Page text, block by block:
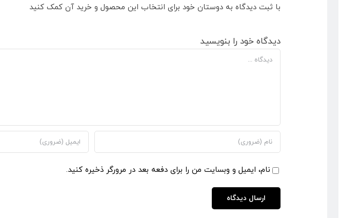
با ثبت دیدگاه به دوستان خود برای انتخاب این محصول و خرید آن کمک کنید
دیدگاه خود را بنویسید
دیدگاه
نام، ایمیل و وبسایت من را برای دفعه بعد در مرورگر ذخیره کنید.